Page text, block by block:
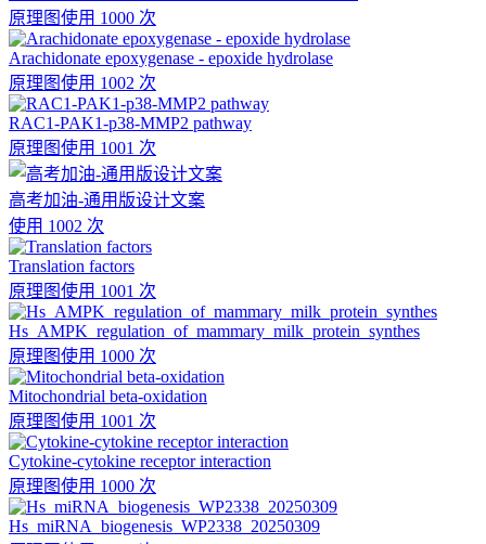
原理图使用 1000 次
Arachidonate epoxygenase - epoxide hydrolase
原理图使用 1002 次
RAC1-PAK1-p38-MMP2 pathway
原理图使用 1001 次
高考加油-通用版设计文案
使用 1002 次
Translation factors
原理图使用 1001 次
Hs_AMPK_regulation_of_mammary_milk_protein_synthes
原理图使用 1000 次
Mitochondrial beta-oxidation
原理图使用 1001 次
Cytokine-cytokine receptor interaction
原理图使用 1000 次
Hs_miRNA_biogenesis_WP2338_20250309